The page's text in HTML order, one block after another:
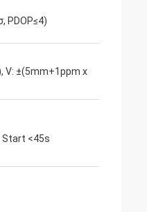
PDOP≤4)
V: ±(5mm+1ppm x
Start <45s